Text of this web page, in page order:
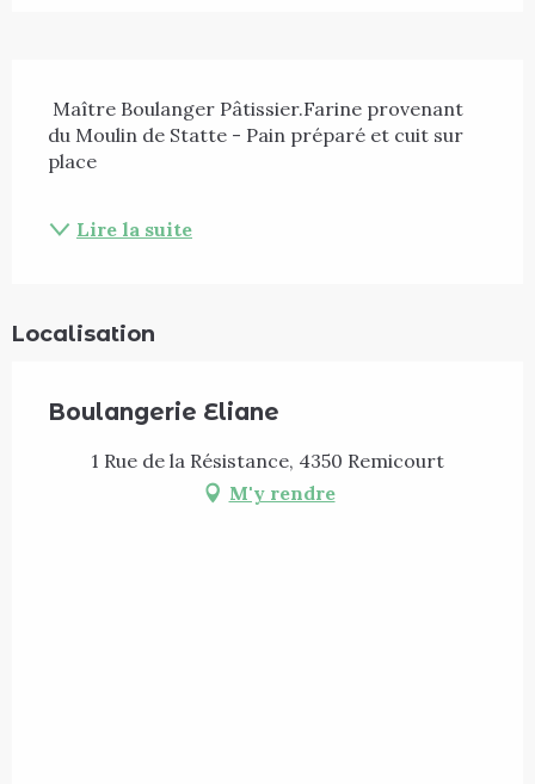
du Moulin de Statte - Pain préparé et cuit sur
place
Lire la suite
Localisation
Boulangerie Eliane
1 Rue de la Résistance, 4350 Remicourt
M'y rendre